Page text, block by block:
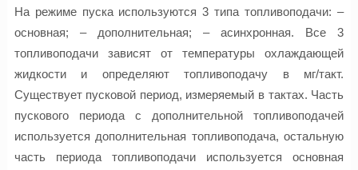
На режиме пуска используются 3 типа топливоподачи: –
основная; – дополнительная; – асинхронная. Все 3
топливоподачи зависят от температуры охлаждающей
жидкости и определяют топливоподачу в мг/такт.
Существует пусковой период, измеряемый в тактах. Часть
пускового периода с дополнительной топливоподачей
используется дополнительная топливоподача, остальную
часть периода топливоподачи используется основная